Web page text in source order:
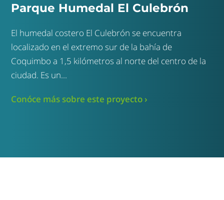
Parque Humedal El Culebrón
El humedal costero El Culebrón se encuentra
localizado en el extremo sur de la bahía de
Coquimbo a 1,5 kilómetros al norte del centro de la
ciudad. Es un...
Conóce más sobre este proyecto ›